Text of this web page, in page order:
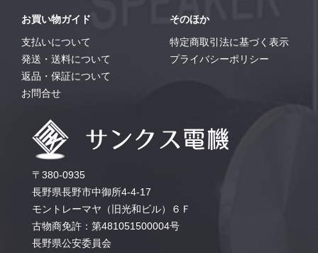
お買い物ガイド
支払いについて
発送・送料について
返品・保証について
お問合せ
そのほか
特定商取引法に基づく表示
プライバシーポリシー
〒380-0935
長野県長野市中御所4-4-17
モントレーマヤ（旧光和ビル）６Ｆ
古物商免許：第481051500004号
長野県公安委員会